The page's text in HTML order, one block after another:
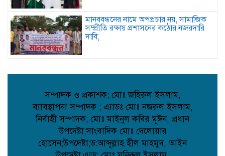
মানববন্ধনের নামে অপপ্রচার নয়, সামাজিক
সম্প্রীতি রক্ষায় প্রশাসনের কঠোর নজরদারি
দাবি;
ইউনিয়নের মাটি ও মানুষের আস্থার প্রতীক;
কবিতা: লেখক ছড়া ;
সম্পাদক ও প্রকাশক; মোঃ জহিরুল ইসলাম,
ব্যাবস্থাপনা সম্পাদক ; এ্যাডঃ মোঃ নজরুল ইসলাম,
নির্বাহী সম্পাদক; মোঃ মাইনুল কবির মূঈন, প্রধান
উপদেষ্টা;সাংবাদিক মোঃ দেলোয়ার
হোসেন;উপদেষ্টা;ড:আব্দূল্লাহ হীল মাহমুদ, আইন